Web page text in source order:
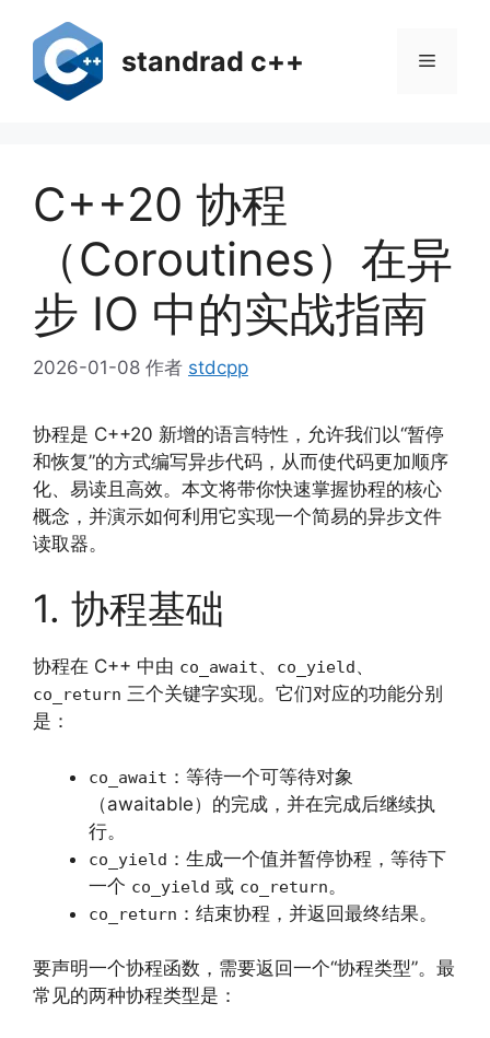
standrad c++ 菜
C++20 协程
（Coroutines）在异
步 IO 中的实战指南
2026-01-08 作者 stdcpp
协程是 C++20 新增的语言特性，允许我们以“暂停
和恢复”的方式编写异步代码，从而使代码更加顺序
化、易读且高效。本文将带你快速掌握协程的核心
概念，并演示如何利用它实现一个简易的异步文件
读取器。
1. 协程基础
协程在 C++ 中由 co_await、 co_yield、
co_return 三个关键字实现。它们对应的功能分别
是：
co_await ：等待一个可等待对象
（awaitable）的完成，并在完成后继续执
行。
co_yield ：生成一个值并暂停协程，等待下
一个 co_yield 或 co_return。
co_return ：结束协程，并返回最终结果。
要声明一个协程函数，需要返回一个“协程类型”。最
常见的两种协程类型是：